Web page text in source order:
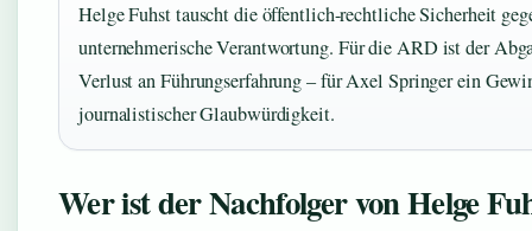
Helge Fuhst tauscht die öffentlich-rechtliche Sicherheit
unternehmerische Verantwortung. Für die ARD ist der
Verlust an Führungserfahrung – für Axel Springer ein
journalistischer Glaubwürdigkeit.
Wer ist der Nachfolger von Helge